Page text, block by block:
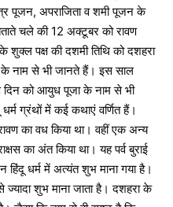
पूजन, अपराजिता व शमी पूजन के
चले की 12 अक्टूबर को रावण
पक्ष की दशमी तिथि को दशहरा
के नाम से भी जानते हैं। इस साल
दिन को आयुध पूजा के नाम से भी
ग्रंथों में कई कथाएं वर्णित हैं।
का वध किया था। वहीं एक अन्य
का अंत किया था। यह पर्व बुराई
हिंदू धर्म में अत्यंत शुभ माना गया है।
शुभ माना जाता है। दशहरा के